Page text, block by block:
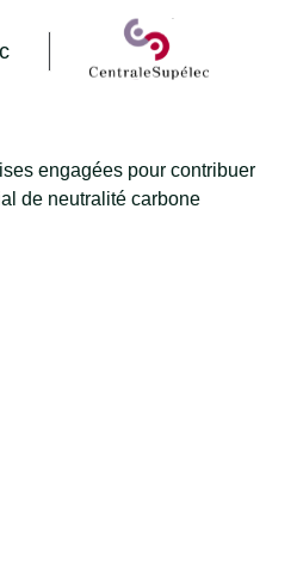
engagées pour contribuer
de neutralité carbone